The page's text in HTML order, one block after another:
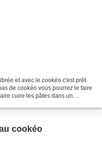
et avec le cookéo c'est prêt
de cookéo vous pourrez le faire
cuire les pâtes dans un
cookéo